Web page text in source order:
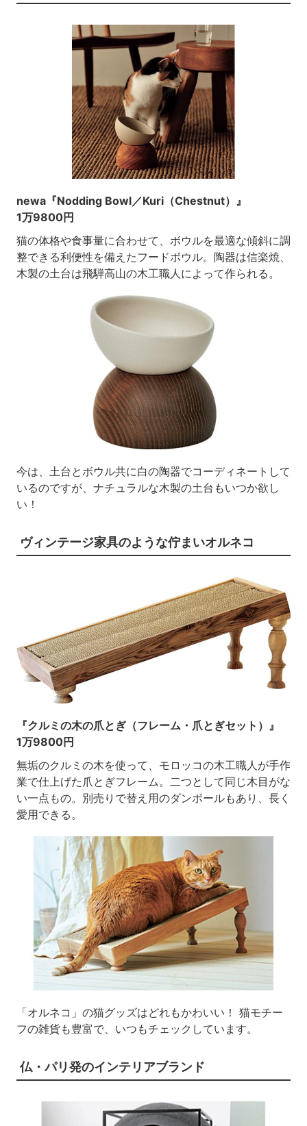
newa『Nodding Bowl／Kuri（Chestnut）』
1万9800円
猫の体格や食事量に合わせて、ボウルを最適な傾斜に調
整できる利便性を備えたフードボウル。陶器は信楽焼、
木製の土台は飛騨高山の木工職人によって作られる。
今は、土台とボウル共に白の陶器でコーディネートして
いるのですが、ナチュラルな木製の土台もいつか欲し
い！
ヴィンテージ家具のような佇まいオルネコ
『クルミの木の爪とぎ（フレーム・爪とぎセット）』
1万9800円
無垢のクルミの木を使って、モロッコの木工職人が手作
業で仕上げた爪とぎフレーム。二つとして同じ木目がな
い一点もの。別売りで替え用のダンボールもあり、長く
愛用できる。
「オルネコ」の猫グッズはどれもかわいい！ 猫モチー
フの雑貨も豊富で、いつもチェックしています。
仏・パリ発のインテリアブランド